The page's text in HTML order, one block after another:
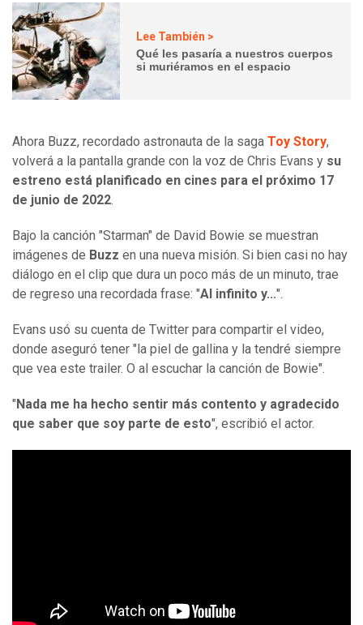
Lee También >
Qué les pasaría a nuestros cuerpos
si muriéramos en el espacio
Ahora Buzz, recordado astronauta de la saga Toy Story,
volverá a la pantalla grande con la voz de Chris Evans y su
estreno está planificado en cines para el próximo 17
de junio de 2022.
Bajo la canción "Starman" de David Bowie se muestran
imágenes de Buzz en una nueva misión. Si bien casi no hay
diálogo en el clip que dura un poco más de un minuto, trae
de regreso una recordada frase: "Al infinito y...".
Evans usó su cuenta de Twitter para compartir el video,
donde aseguró tener "la piel de gallina y la tendré siempre
que vea este trailer. O al escuchar la canción de Bowie".
" Nada me ha hecho sentir más contento y agradecido
que saber que soy parte de esto", escribió el actor.